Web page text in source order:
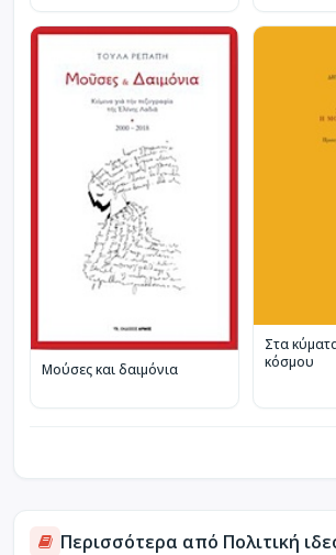
Μούσες και δαιμόνια
Στα
κόσμου
Περισσότερα από Πολιτική